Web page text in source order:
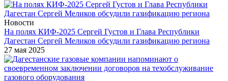
Новости
На полях КИФ-2025 Сергей Густов и Глава Республики
Дагестан Сергей Меликов обсудили газификацию региона
27 мая 2025